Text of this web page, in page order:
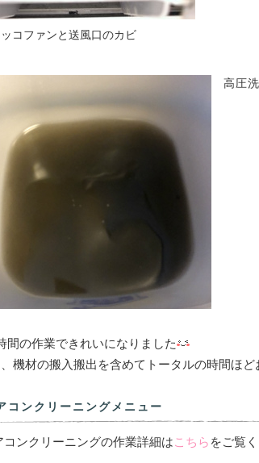
コファンと送風口のカビ
高圧
間の作業できれいになりました
機材の搬入搬出を含めてトータルの時間ほ
コンクリーニングメニュー
コンクリーニングの作業詳細はこちら をご覧